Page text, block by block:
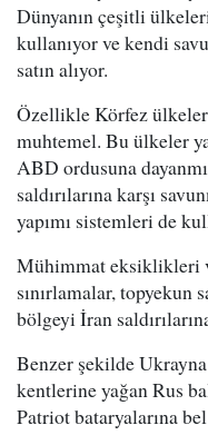
Dünyanın çeşitli
kullanıyor ve kendi
satın alıyor.
Özellikle Körfez
muhtemel. Bu ülkeler
ABD ordusuna
saldırılarına karşı
yapımı sistemleri de
Mühimmat eksiklikleri
sınırlamalar, topyekun
bölgeyi İran
Benzer şekilde
kentlerine yağan Rus
Patriot bataryalarına